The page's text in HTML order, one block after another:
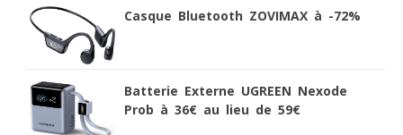
Casque Bluetooth ZOVIMAX à -72%
Batterie Externe UGREEN Nexode
Prob à 36€ au lieu de 59€